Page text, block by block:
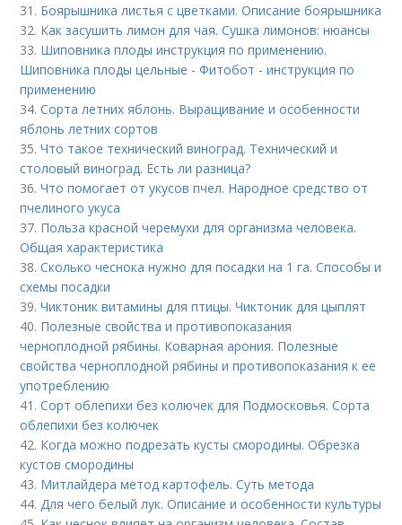
31. Боярышника листья с цветками. Описание боярышника
32. Как засушить лимон для чая. Сушка лимонов: нюансы
33. Шиповника плоды инструкция по применению.
Шиповника плоды цельные - Фитобот - инструкция по
применению
34.Сорта летних яблонь. Выращивание и особенности
яблонь летних сортов
35.Что такое технический виноград. Технический и
столовый виноград. Есть ли разница?
36.Что помогает от укусов пчел. Народное средство от
пчелиного укуса
37. Польза красной черемухи для организма человека.
Общая характеристика
38.Сколько чеснока нужно для посадки на 1 га. Способы и
схемы посадки
39.Чиктоник витамины для птицы. Чиктоник для цыплят
40. Полезные свойства и противопоказания
черноплодной рябины. Коварная арония. Полезные
свойства черноплодной рябины и противопоказания к ее
употреблению
41.Сорт облепихи без колючек для Подмосковья. Сорта
облепихи без колючек
42. Когда можно подрезать кусты смородины. Обрезка
кустов смородины
43. Митлайдера метод картофель. Суть метода
44.Для чего белый лук. Описание и особенности культуры